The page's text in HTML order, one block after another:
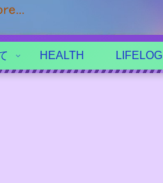
HEALTH LIFELOG